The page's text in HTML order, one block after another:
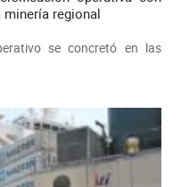
regional
se concretó en las